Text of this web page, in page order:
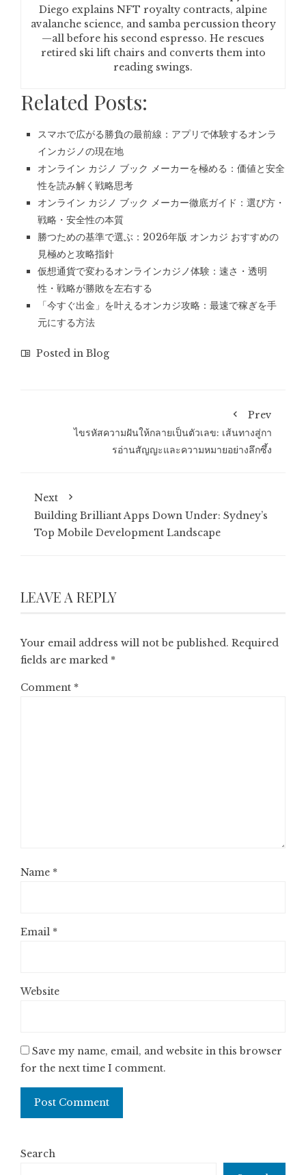
Diego explains NFT royalty contracts, alpine
avalanche science, and samba percussion theory
—all before his second espresso. He rescues
retired ski lift chairs and converts them into
reading swings.
Related Posts:
スマホで広がる勝負の最前線：アプリで体験するオンラ
インカジノの現在地
オンライン カジノ ブック メーカーを極める：価値と安全
性を読み解く戦略思考
オンライン カジノ ブック メーカー徹底ガイド：選び方・
戦略・安全性の本質
勝つための基準で選ぶ：2026年版 オンカジ おすすめの
見極めと攻略指針
仮想通貨で変わるオンラインカジノ体験：速さ・透明
性・戦略が勝敗を左右する
「今すぐ出金」を叶えるオンカジ攻略：最速で稼ぎを手
元にする方法
Posted in Blog
Prev
ไขรหัสความฝันให้กลายเป็นตัวเลข: เส้นทางสู่กา
รอ่านสัญญะและความหมายอย่างลึกซึ้ง
Next
Building Brilliant Apps Down Under: Sydney’s
Top Mobile Development Landscape
LEAVE A REPLY
Your email address will not be published. Required
fields are marked *
Comment *
Name *
Email *
Website
Save my name, email, and website in this browser
for the next time I comment.
Search